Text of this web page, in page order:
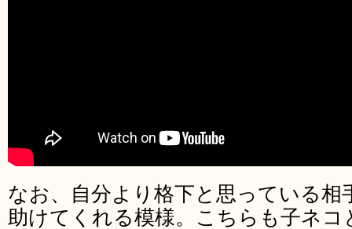
なお、自分より格下と思っている
助けてくれる模様。こちらも子ネ